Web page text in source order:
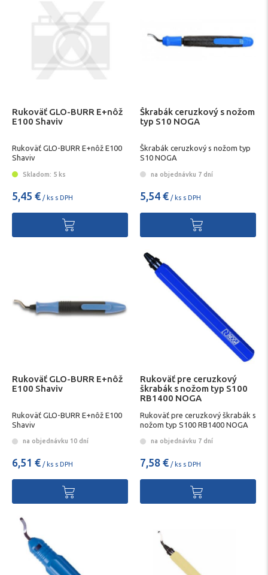
Rukoväť GLO-BURR E+nôž
E100 Shaviv
Rukoväť GLO-BURR E+nôž E100
Shaviv
Skladom: 5 ks
5,45 € / ks s DPH
Škrabák ceruzkový s nožom
typ S10 NOGA
Škrabák ceruzkový s nožom typ
S10 NOGA
na objednávku 7 dní
5,54 € / ks s DPH
Rukoväť GLO-BURR E+nôž
E100 Shaviv
Rukoväť GLO-BURR E+nôž E100
Shaviv
na objednávku 10 dní
6,51 € / ks s DPH
Rukoväť pre ceruzkový
škrabák s nožom typ S100
RB1400 NOGA
Rukoväť pre ceruzkový škrabák s
nožom typ S100 RB1400 NOGA
na objednávku 7 dní
7,58 € / ks s DPH